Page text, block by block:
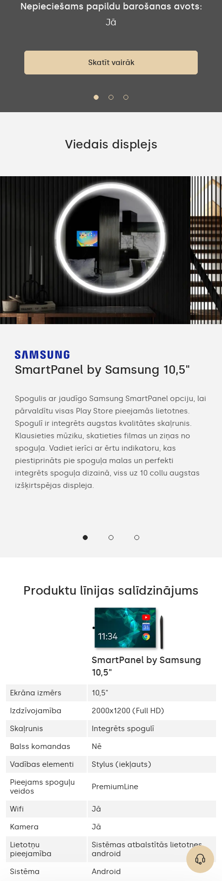
Nepieciešams papildu barošanas avots:
Jā
Skatīt vairāk
Viedais displejs
SmartPanel by Samsung 10,5"
Spogulis ar jaudīgo Samsung SmartPanel opciju, lai
pārvaldītu visas Play Store pieejamās lietotnes.
Spogulī ir integrēts augstas kvalitātes skaļrunis.
Klausieties mūziku, skatieties filmas un ziņas no
spoguļa. Vadiet ierīci ar ērtu indikatoru, kas
piestiprināts pie spoguļa malas un perfekti
integrēts spoguļa dizainā, viss uz 10 collu augstas
izšķirtspējas displeja.
Produktu līnijas salīdzinājums
SmartPanel by Samsung
10,5"
Ekrāna izmērs
10,5"
Izdzīvojamība
2000x1200 (Full HD)
Skaļrunis
Integrēts spogulī
Balss komandas
Nē
Vadības elementi
Stylus (iekļauts)
Pieejams spoguļu
veidos
PremiumLine
Wifi
Jā
Kamera
Jā
Lietotņu
pieejamība
Sistēmas atbalstītās lietotnes
android
Sistēma
Android